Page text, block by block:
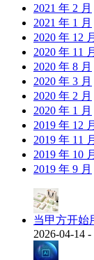
2021 年 2 月
2021 年 1 月
2020 年 12 月
2020 年 11 月
2020 年 8 月
2020 年 3 月
2020 年 2 月
2020 年 1 月
2019 年 12 月
2019 年 11 月
2019 年 10 月
2019 年 9 月
当甲方开始
2026-04-14 -